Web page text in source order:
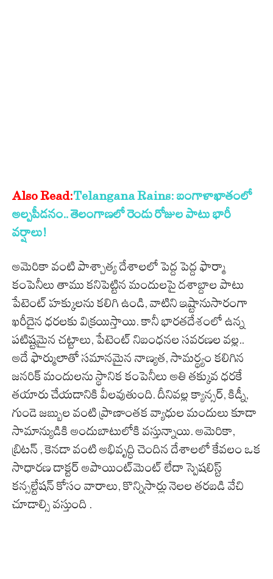
Also Read:Telangana Rains: బంగాళాఖాతంలో
అల్పపీడనం.. తెలంగాణలో రెండు రోజుల పాటు భారీ
వర్షాలు!
అమెరికా వంటి పాశ్చాత్య దేశాలలో పెద్ద పెద్ద ఫార్మా
కంపెనీలు తాము కనిపెట్టిన మందులపై దశాబ్దాల పాటు
పేటెంట్ హక్కులను కలిగి ఉండి, వాటిని ఇష్టానుసారంగా
ఖరీదైన ధరలకు విక్రయిస్తాయి. కానీ భారతదేశంలో ఉన్న
పటిష్టమైన చట్టాలు, పేటెంట్ నిబంధనల సవరణల వల్ల..
అదే ఫార్ములాతో సమానమైన నాణ్యత, సామర్థ్యం కలిగిన
జనరిక్ మందులను స్థానిక కంపెనీలు అతి తక్కువ ధరకే
తయారు చేయడానికి వీలవుతుంది. దీనివల్ల క్యాన్సర్, కిడ్నీ,
గుండె జబ్బుల వంటి ప్రాణాంతక వ్యాధుల మందులు కూడా
సామాన్యుడికి అందుబాటులోకి వస్తున్నాయి. అమెరికా,
బ్రిటన్ , కెనడా వంటి అభివృద్ధి చెందిన దేశాలలో కేవలం ఒక
సాధారణ డాక్టర్ అపాయింట్‌మెంట్ లేదా స్పెషలిస్ట్
కన్సల్టేషన్ కోసం వారాలు, కొన్నిసార్లు నెలల తరబడి వేచి
చూడాల్సి వస్తుంది .